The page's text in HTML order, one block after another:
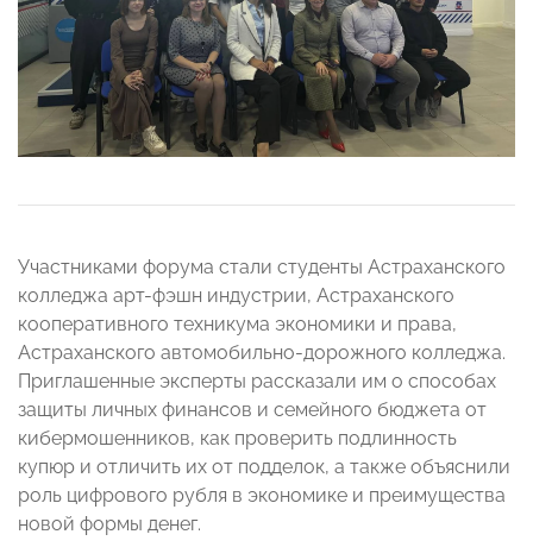
Участниками форума стали студенты Астраханского
колледжа арт-фэшн индустрии, Астраханского
кооперативного техникума экономики и права,
Астраханского автомобильно-дорожного колледжа.
Приглашенные эксперты рассказали им о способах
защиты личных финансов и семейного бюджета от
кибермошенников, как проверить подлинность
купюр и отличить их от подделок, а также объяснили
роль цифрового рубля в экономике и преимущества
новой формы денег.